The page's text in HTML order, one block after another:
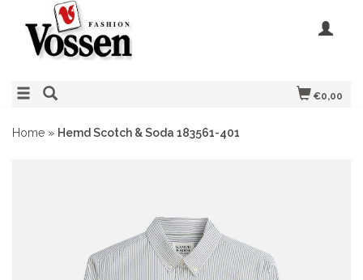
€0,00
Home » Hemd Scotch & Soda 183561-401